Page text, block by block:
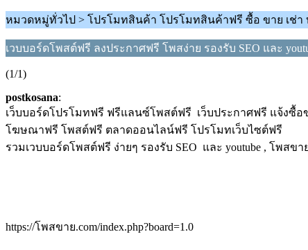
หมวดหมู่ทั่วไป > โปรโมทสินค้า โปรโมทสินค้าฟรี ซื้อ ขาย เช่า
เวบบอร์ดโพสต์ฟรี ลงประกาศฟรี โพสง่าย รองรับ SEO และ
(1/1)
postkosana:
เว็บบอร์ดโปรโมทฟรี ฟรีแลนซ์โพสต์ฟรี เว็บประกาศฟรี แจ้งซื้อ
โฆษณาฟรี โพสต์ฟรี ตลาดออนไลน์ฟรี โปรโมทเว็บไซต์ฟรี
รวมเวบบอร์ดโพสต์ฟรี ง่ายๆ รองรับ SEO และ youtube , โพสข
https://โพสขาย.com/index.php?board=1.0